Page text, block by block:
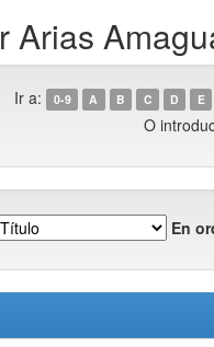
Arias
Ir a: 0-9 A B C D E
O
En